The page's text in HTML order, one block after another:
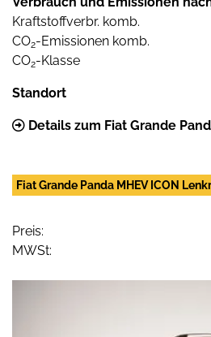
Kraftstoffverbr. komb.
CO2-Emissionen komb.
CO2-Klasse
Standort
Details zum Fiat Grande
Fiat Grande Panda MHEV ICON
Preis:
MWSt: